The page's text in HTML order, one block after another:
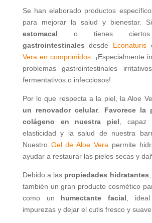
Se han elaborado productos
para mejorar la salud y bienestar.
estomacal o tienes
gastrointestinales desde Econaturis
Vera en comprimidos. ¡Especialmente
problemas gastrointestinales
fermentativos o infecciosos!
Por lo que respecta a la piel, la Aloe
un renovador celular. Favorece la
colágeno en nuestra piel ,
elasticidad y la salud de nuestra
Nuestro Gel de Aloe Vera permite
ayudar a restaurar las pieles secas y
Debido a las propiedades hidratantes
también un gran producto cosmético
como un humectante facial ,
impurezas y dejar el cutis fresco y suave.